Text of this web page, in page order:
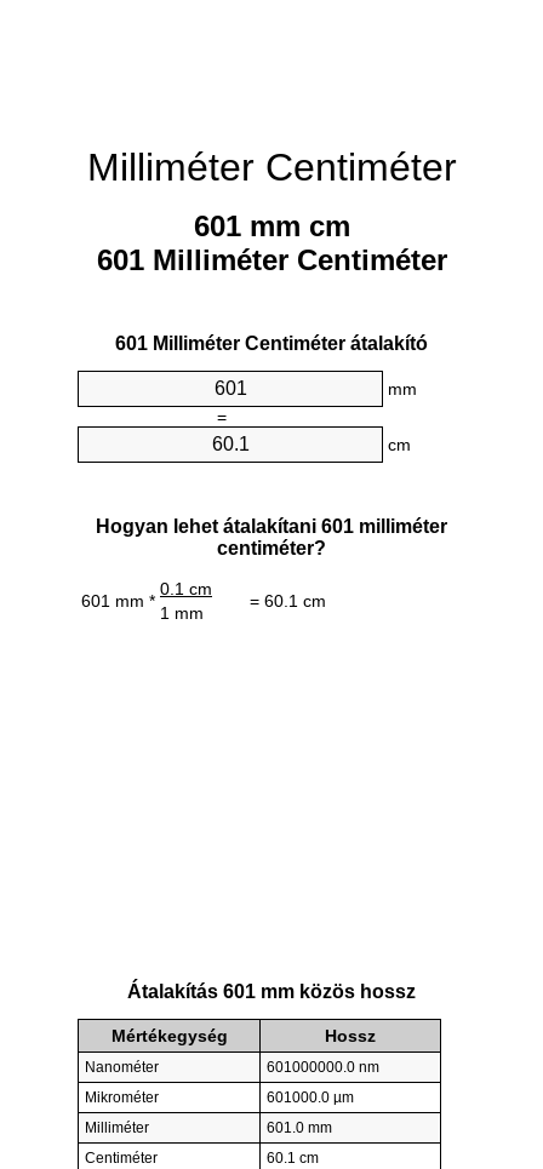
Milliméter Centiméter
601 mm cm
601 Milliméter Centiméter
601 Milliméter Centiméter átalakító
mm
=
cm
Hogyan lehet átalakítani 601 milliméter
centiméter?
601 mm *
0.1 cm
= 60.1 cm
1 mm
Átalakítás 601 mm közös hossz
Mértékegység Hossz
Nanométer
601000000.0 nm
Mikrométer
601000.0 µm
Milliméter
601.0 mm
Centiméter
60.1 cm